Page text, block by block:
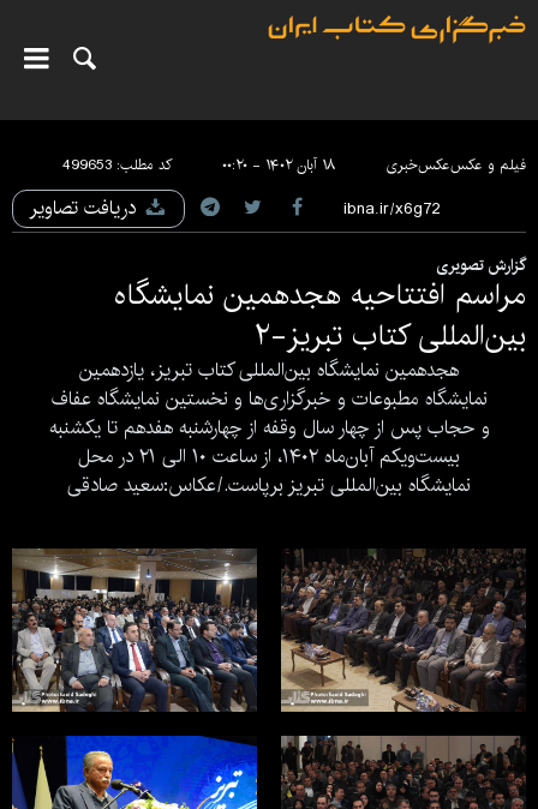
فیلم و عکسعکس‌خبری ۱۸ آبان ۱۴۰۲ - ۰۰:۲۰ کد مطلب:499653
دریافت تصاویر
گزارش تصویری
مراسم افتتاحیه هجدهمین نمایشگاه
بین‌المللی کتاب تبریز-۲
هجدهمین نمایشگاه بین‌المللی کتاب تبریز، یازدهمین
نمایشگاه مطبوعات و خبرگزاری‌ها و نخستین نمایشگاه عفاف
و حجاب پس از چهار سال وقفه از چهارشنبه هفدهم تا یکشنبه
بیست‌ویکم آبان‌ماه ۱۴۰۲، از ساعت ۱۰ الی ۲۱ در محل
نمایشگاه بین‌المللی تبریز برپاست./عکاس:سعید صادقی